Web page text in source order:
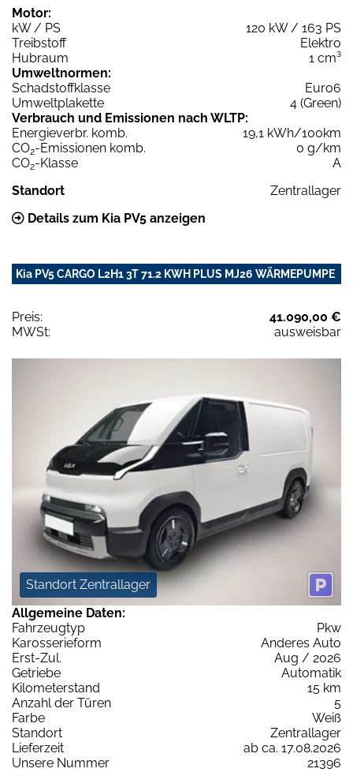
Motor:
kW / PS
120 kW / 163 PS
Treibstoff
Elektro
Hubraum
1 cm³
Umweltnormen:
Schadstoffklasse
Euro6
Umweltplakette
4 (Green)
Verbrauch und Emissionen nach WLTP:
Energieverbr. komb.
19,1 kWh/100km
CO2-Emissionen komb.
0 g/km
CO2-Klasse
A
Standort
Zentrallager
Details zum Kia PV5 anzeigen
Kia PV5 CARGO L2H1 3T 71.2 KWH PLUS MJ26 WÄRMEPUMPE
Preis:
41.090,00 €
MWSt:
ausweisbar
Standort Zentrallager
Allgemeine Daten:
Fahrzeugtyp
Pkw
Karosserieform
Anderes Auto
Erst-Zul.
Aug / 2026
Getriebe
Automatik
Kilometerstand
15 km
Anzahl der Türen
5
Farbe
Weiß
Standort
Zentrallager
Lieferzeit
ab ca. 17.08.2026
Unsere Nummer
21396